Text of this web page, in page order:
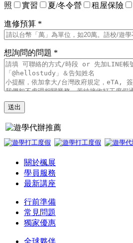
照
實習 夏/冬令營 租屋保險
進修預算 *
想詢問的問題 *
關於楓展
學員服務
最新講座
行前準備
常見問題
獨家優惠